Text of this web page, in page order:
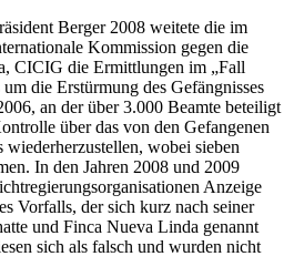
Berger 2008 weitete die im
Kommission gegen die
CICIG die Ermittlungen im „Fall
die Erstürmung des Gefängnisses
an der über 3.000 Beamte beteiligt
über das von den Gefangenen
wiederherzustellen, wobei sieben
In den Jahren 2008 und 2009
Anzeige
Vorfalls, der sich kurz nach seiner
und Finca Nueva Linda genannt
sich als falsch und wurden nicht